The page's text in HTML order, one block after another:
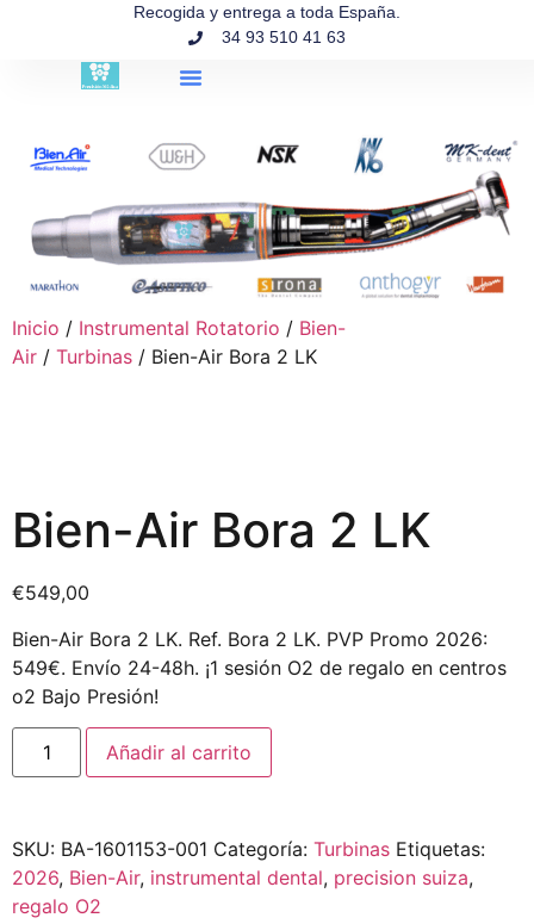
Recogida y entrega a toda España.
34 93 510 41 63
Inicio / Instrumental Rotatorio / Bien-
Air / Turbinas / Bien-Air Bora 2 LK
Bien-Air Bora 2 LK
€549,00
Bien-Air Bora 2 LK. Ref. Bora 2 LK. PVP Promo 2026:
549€. Envío 24-48h. ¡1 sesión O2 de regalo en centros
o2 Bajo Presión!
Añadir al carrito
SKU: BA-1601153-001 Categoría: Turbinas Etiquetas:
2026, Bien-Air, instrumental dental, precision suiza,
regalo O2